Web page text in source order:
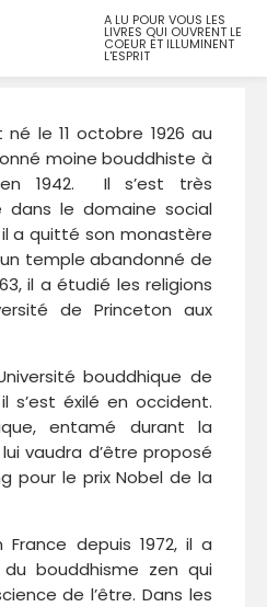
A LU POUR VOUS LES
LIVRES QUI OUVRENT LE
COEUR ET ILLUMINENT
L'ESPRIT
le 11 octobre 1926 au
moine bouddhiste à
1942. Il s’est très
dans le domaine social
a quitté son monastère
temple abandonné de
il a étudié les religions
de Princeton aux
bouddhique de
s’est éxilé en occident.
entamé durant la
vaudra d’être proposé
pour le prix Nobel de la
depuis 1972, il a
bouddhisme zen qui
de l’être. Dans les